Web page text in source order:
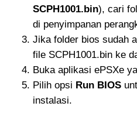
SCPH1001.bin), cari
di penyimpanan
Jika folder bios sudah
file SCPH1001.bin ke
Buka aplikasi ePSXe
Pilih opsi Run BIOS
instalasi.